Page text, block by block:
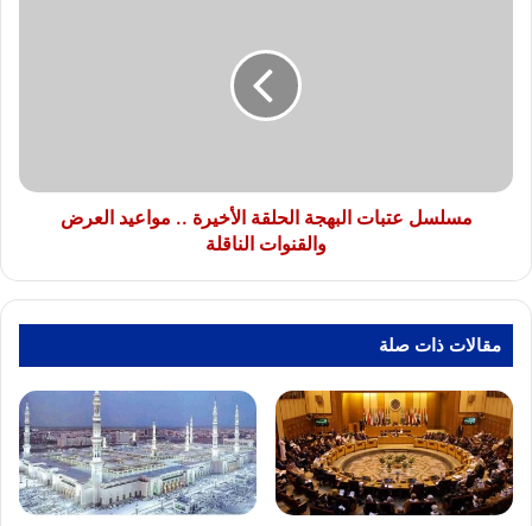
والقنوات
مسلسل عتبات البهجة الحلقة الأخيرة .. مواعيد العرض
والقنوات الناقلة
مقالات ذات صلة